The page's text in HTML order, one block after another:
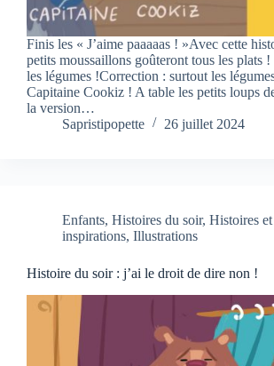
Finis les « J’aime paaaaas ! »Avec cette
petits moussaillons goûteront tous les plats !
les légumes !Correction : surtout les
Capitaine Cookiz ! A table les petits loups
la version…
Sapristipopette
26 juillet 2024
Enfants, Histoires du soir, Histoires et
inspirations, Illustrations
Histoire du soir : j’ai le droit de dire non !